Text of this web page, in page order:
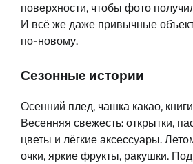
поверхности, чтобы фото
И всё же даже привычные
по-новому.
Сезонные истории
Осенний плед, чашка какао,
Весенняя свежесть: открытки,
цветы и лёгкие аксессуары.
очки, яркие фрукты, ракушки.